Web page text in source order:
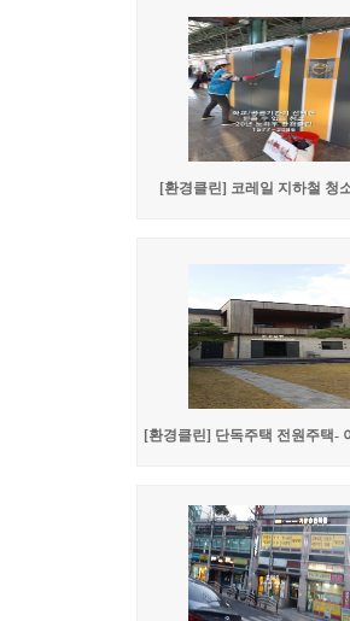
[환경클린] 코레일 지하철 청
[환경클린] 단독주택 전원주택-